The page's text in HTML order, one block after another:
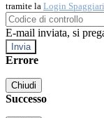
tramite la Login Spaggiari
E-mail inviata, si
Errore
Chiudi
Successo